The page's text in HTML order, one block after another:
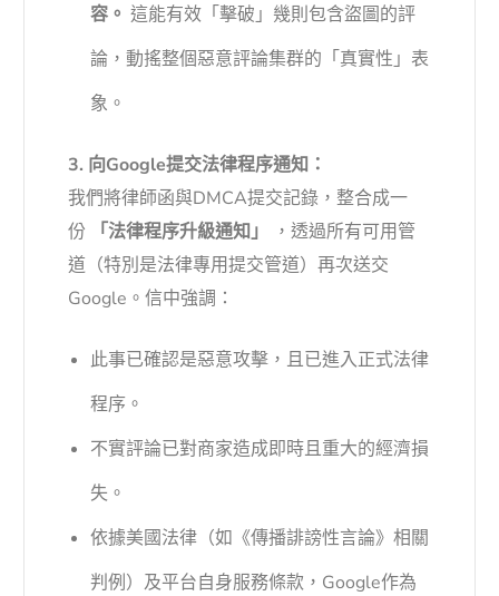
容。 這能有效「擊破」幾則包含盜圖的評
論，動搖整個惡意評論集群的「真實性」表
象。
3. 向Google提交法律程序通知：
我們將律師函與DMCA提交記錄，整合成一
份
「法律程序升級通知」
，透過所有可用管
道（特別是法律專用提交管道）再次送交
Google。信中強調：
此事已確認是惡意攻擊，且已進入正式法律
程序。
不實評論已對商家造成即時且重大的經濟損
失。
依據美國法律（如《傳播誹謗性言論》相關
判例）及平台自身服務條款，Google作為